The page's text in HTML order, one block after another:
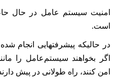
امنیت سیستم عامل در حال
است.
در حالیکه پیشرفتهایی انجام
اگر بخواهند سیستم‌عامل را
امن کنند، راه طولانی در پیش